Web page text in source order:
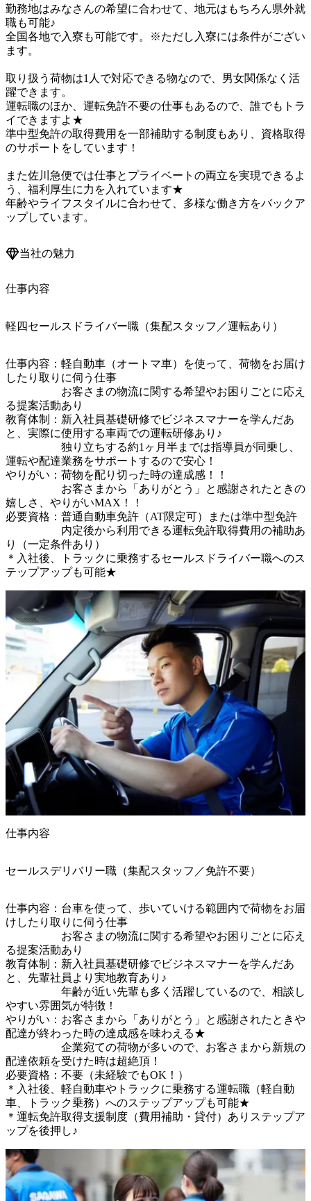
勤務地はみなさんの希望に合わせて、地元はもちろん県外就
職も可能♪
全国各地で入寮も可能です。※ただし入寮には条件がござい
ます。
取り扱う荷物は1人で対応できる物なので、男女関係なく活
躍できます。
運転職のほか、運転免許不要の仕事もあるので、誰でもトラ
イできますよ★
準中型免許の取得費用を一部補助する制度もあり、資格取得
のサポートをしています！
また佐川急便では仕事とプライベートの両立を実現できるよ
う、福利厚生に力を入れています★
年齢やライフスタイルに合わせて、多様な働き方をバックア
ップしています。
当社の魅力
仕事内容
軽四セールスドライバー職（集配スタッフ／運転あり）
仕事内容：軽自動車（オートマ車）を使って、荷物をお届け
したり取りに伺う仕事
お客さまの物流に関する希望やお困りごとに応え
る提案活動あり
教育体制：新入社員基礎研修でビジネスマナーを学んだあ
と、実際に使用する車両での運転研修あり♪
独り立ちする約1ヶ月半までは指導員が同乗し、
運転や配達業務をサポートするので安心！
やりがい：荷物を配り切った時の達成感！！
お客さまから「ありがとう」と感謝されたときの
嬉しさ、やりがいMAX！！
必要資格：普通自動車免許（AT限定可）または準中型免許
内定後から利用できる運転免許取得費用の補助あ
り（一定条件あり）
＊入社後、トラックに乗務するセールスドライバー職へのス
テップアップも可能★
仕事内容
セールスデリバリー職（集配スタッフ／免許不要）
仕事内容：台車を使って、歩いていける範囲内で荷物をお届
けしたり取りに伺う仕事
お客さまの物流に関する希望やお困りごとに応え
る提案活動あり
教育体制：新入社員基礎研修でビジネスマナーを学んだあ
と、先輩社員より実地教育あり♪
年齢が近い先輩も多く活躍しているので、相談し
やすい雰囲気が特徴！
やりがい：お客さまから「ありがとう」と感謝されたときや
配達が終わった時の達成感を味わえる★
企業宛ての荷物が多いので、お客さまから新規の
配達依頼を受けた時は超絶頂！
必要資格：不要（未経験でもOK！）
＊入社後、軽自動車やトラックに乗務する運転職（軽自動
車、トラック乗務）へのステップアップも可能★
＊運転免許取得支援制度（費用補助・貸付）ありステップア
ップを後押し♪